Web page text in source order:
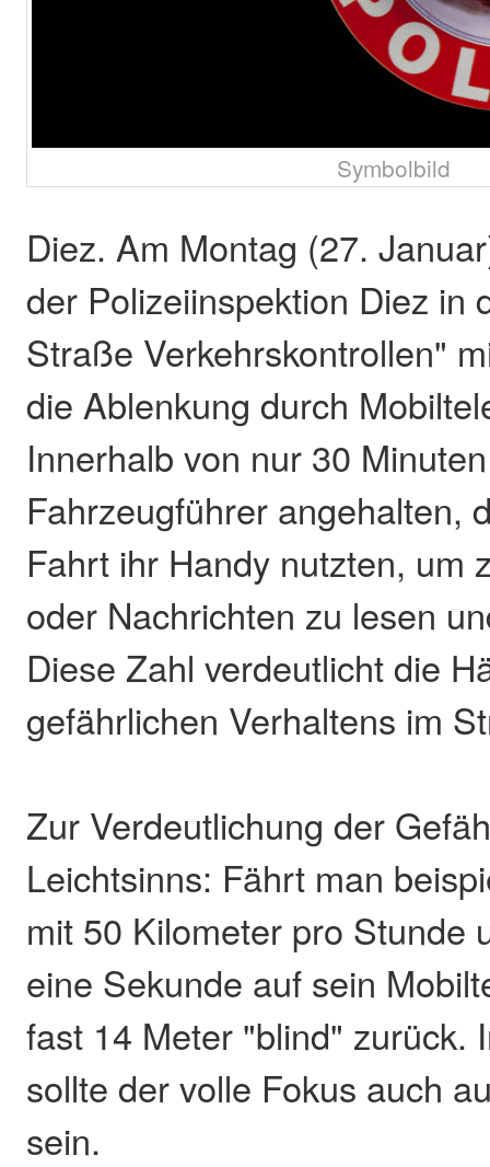
Symbolbild
Diez. Am Montag (27.
der Polizeiinspektion Diez in
Straße Verkehrskontrollen"
die Ablenkung durch
Innerhalb von nur 30
Fahrzeugführer angehalten,
Fahrt ihr Handy nutzten, um
oder Nachrichten zu lesen
Diese Zahl verdeutlicht die
gefährlichen Verhaltens im
Zur Verdeutlichung der
Leichtsinns: Fährt man
mit 50 Kilometer pro Stunde
eine Sekunde auf sein
fast 14 Meter "blind" zurück.
sollte der volle Fokus auch
sein.